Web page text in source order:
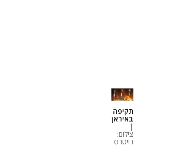
תקיפה
באיראן
|
צילום:
רויטרס